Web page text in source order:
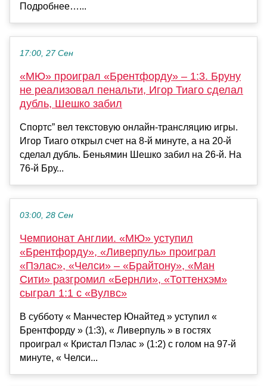
Подробнее…...
17:00, 27 Сен
«МЮ» проиграл «Брентфорду» – 1:3. Бруну
не реализовал пенальти, Игор Тиаго сделал
дубль, Шешко забил
Спортс” вел текстовую онлайн-трансляцию игры.
Игор Тиаго открыл счет на 8-й минуте, а на 20-й
сделал дубль. Беньямин Шешко забил на 26-й. На
76-й Бру...
03:00, 28 Сен
Чемпионат Англии. «МЮ» уступил
«Брентфорду», «Ливерпуль» проиграл
«Пэлас», «Челси» – «Брайтону», «Ман
Сити» разгромил «Бернли», «Тоттенхэм»
сыграл 1:1 с «Вулвс»
В субботу « Манчестер Юнайтед » уступил «
Брентфорду » (1:3), « Ливерпуль » в гостях
проиграл « Кристал Пэлас » (1:2) с голом на 97-й
минуте, « Челси...